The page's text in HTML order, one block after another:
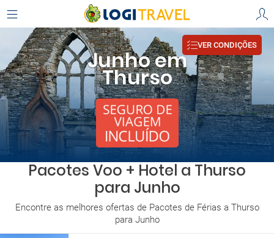
Junho em
Thurso
VER CONDIÇÕES
Pacotes Voo + Hotel a Thurso
para Junho
Encontre as melhores ofertas de Pacotes de Férias a Thurso
para Junho